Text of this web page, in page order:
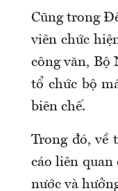
Cũng trong
viên chức
công văn, Bộ
tổ chức bộ
biên chế.
Trong đó, về
cáo liên quan
nước và